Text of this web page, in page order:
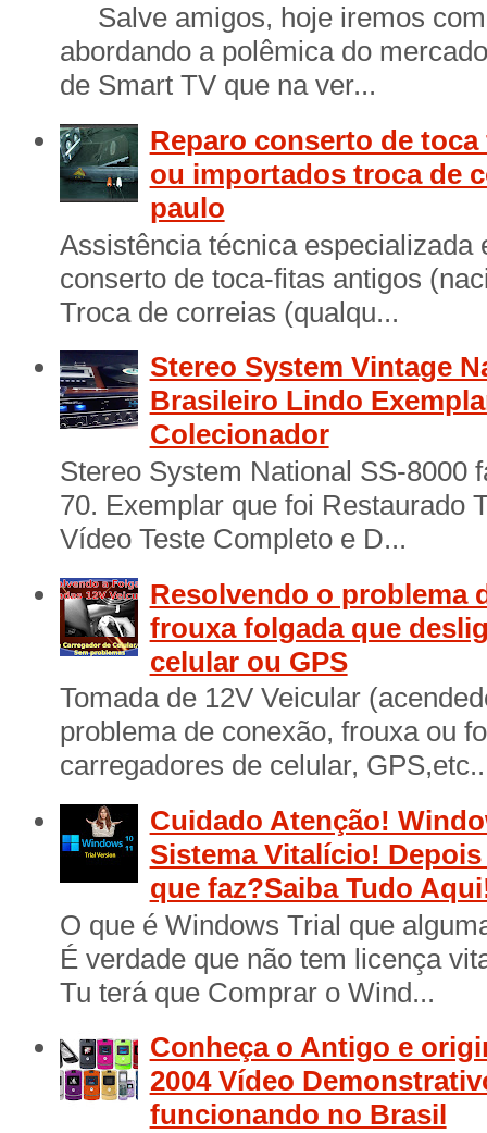
Salve amigos, hoje iremos
abordando a polêmica do
de Smart TV que na ver...
Reparo conserto de
ou importados troca de
paulo
Assistência técnica especializada
conserto de toca-fitas antigos
Troca de correias (qualqu...
Stereo System Vintage
Brasileiro Lindo
Colecionador
Stereo System National SS-8000
70. Exemplar que foi Restaurado
Vídeo Teste Completo e D...
Resolvendo o problema
frouxa folgada que
celular ou GPS
Tomada de 12V Veicular
problema de conexão, frouxa ou
carregadores de celular,
Cuidado Atenção!
Sistema Vitalício! Depois
que faz?Saiba Tudo
O que é Windows Trial que
É verdade que não tem licença
Tu terá que Comprar o Wind...
Conheça o Antigo e
2004 Vídeo
funcionando no Brasil